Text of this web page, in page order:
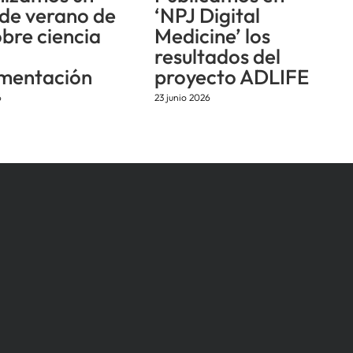
verano de
ciencia
‘NPJ Digital
Medicine’ los
resultados del
proyecto ADLIFE
23 junio 2026